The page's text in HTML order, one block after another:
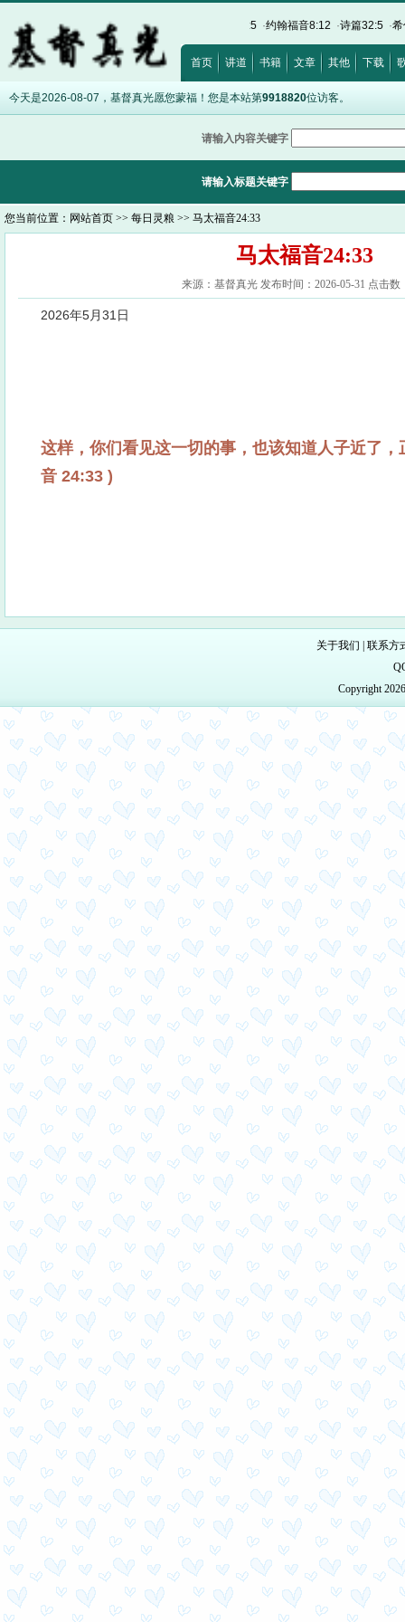
埃及记20:17· 路加福音12:15·以弗所书5:5 约翰福音8:12·诗篇32:5·希伯来书
首页 讲道 书籍 文章 其他 下载
今天是2026-08-07，基督真光愿您蒙福！您是本站第9918820位访客。
请输入内容关键字
请输入标题关键字
您当前位置： 网站首页 >> 每日灵粮 >> 马太福音24:33
马太福音24:33
来源：基督真光 发布时间：2026-05-31 点击数
2026年5月31日
这样，你们看见这一切的事，也该知道人子近了
音 24:33 )
关于我们
联系方
Copyright